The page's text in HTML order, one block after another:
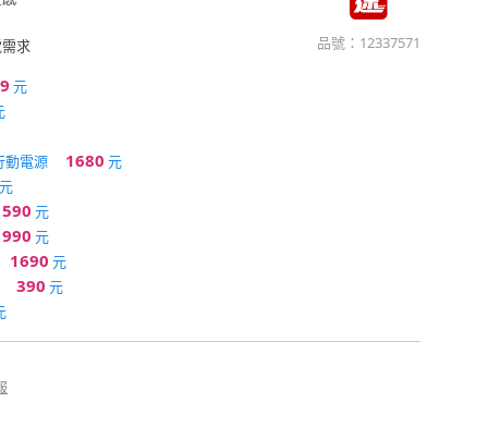
求 品號： 12337571
元
動電源 1680 元
590 元
990 元
1690 元
390 元